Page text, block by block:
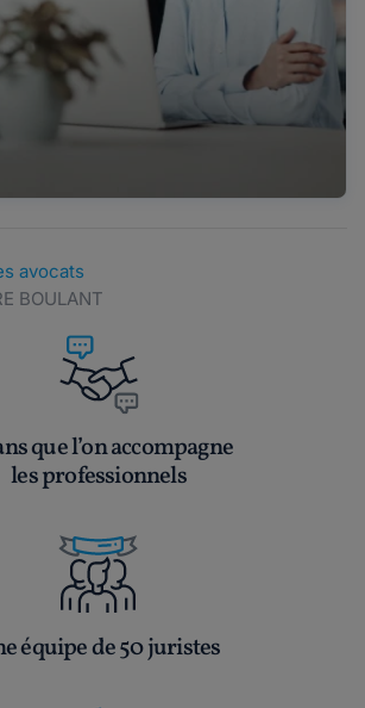
avocats
BOULANT
que l’on accompagne
les professionnels
équipe de 50 juristes